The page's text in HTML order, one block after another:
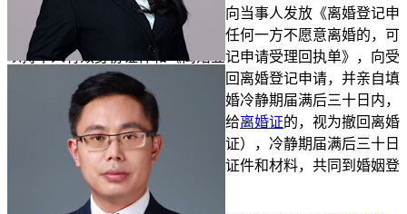
婚姻登记机关收到离婚登记申请并向当事人发放《离婚登记申
请受理回执单》之日起三十日内，任何一方不愿意离婚的，可
以持本人有效身份证件和《离婚登记申请受理回执单》，向受
理离婚登记申请的婚姻登记机关撤回离婚登记申请，并亲自填
写《撤回离婚登记申请书》。
婚冷静期届满后三十日内，
双方未共同到婚姻登记机关申请发给离婚证的，视为撤回离婚
登记申请。最后是审查和登记（发证），冷静期届满后三十日
内，双方当事人应当持相关规定的证件和材料，共同到婚姻登
记机关申请发给离婚证。